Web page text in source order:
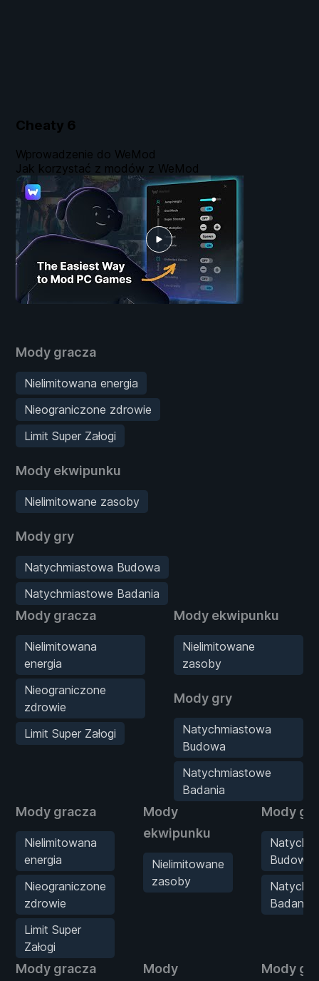
Cheaty 6
Mody gracza
Nielimitowana energia
Nieograniczone zdrowie
Limit Super Załogi
Mody ekwipunku
Nielimitowane zasoby
Mody gry
Natychmiastowa Budowa
Natychmiastowe Badania
Mody gracza
Nielimitowana
energia
Nieograniczone
zdrowie
Limit Super Załogi
Mody ekwipunku
Nielimitowane
zasoby
Mody gry
Natychmiastowa
Budowa
Natychmiastowe
Badania
Mody gracza
Nielimitowana
energia
Nieograniczone
zdrowie
Limit Super
Załogi
Mody
ekwipunku
Nielimitowane
zasoby
Mody gry
Budowa
Badania
Mody gracza
Mody
Mody gry
Wprowadzenie do WeMod
Jak korzystać z modów z WeMod